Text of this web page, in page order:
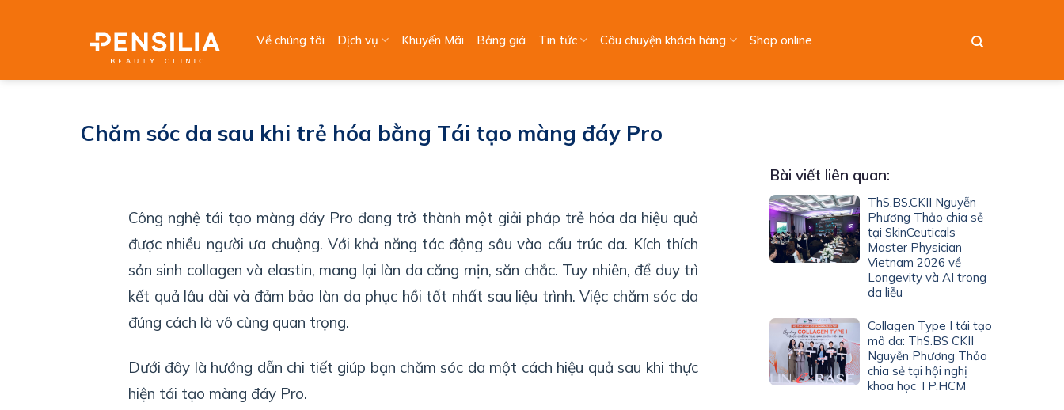
Về chúng tôi Dịch vụ Khuyến Mãi Bảng giá Tin tức Câu chuyện khách hàng Shop online
Chăm sóc da sau khi trẻ hóa bằng Tái tạo màng đáy Pro
Công nghệ tái tạo màng đáy Pro đang trở thành một giải pháp trẻ hóa da hiệu quả
được nhiều người ưa chuộng. Với khả năng tác động sâu vào cấu trúc da. Kích thích
sản sinh collagen và elastin, mang lại làn da căng mịn, săn chắc. Tuy nhiên, để duy trì
kết quả lâu dài và đảm bảo làn da phục hồi tốt nhất sau liệu trình. Việc chăm sóc da
đúng cách là vô cùng quan trọng.
Dưới đây là hướng dẫn chi tiết giúp bạn chăm sóc da một cách hiệu quả sau khi thực
hiện tái tạo màng đáy Pro.
Bài viết liên quan:
ThS.BS.CKII Nguyễn
Phương Thảo chia sẻ
tại SkinCeuticals
Master Physician
Vietnam 2026 về
Longevity và AI trong
da liễu
Collagen Type I tái tạo
mô da: ThS.BS CKII
Nguyễn Phương Thảo
chia sẻ tại hội nghị
khoa học TP.HCM